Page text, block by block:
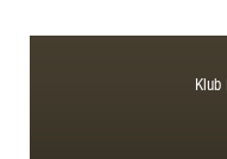
Klub